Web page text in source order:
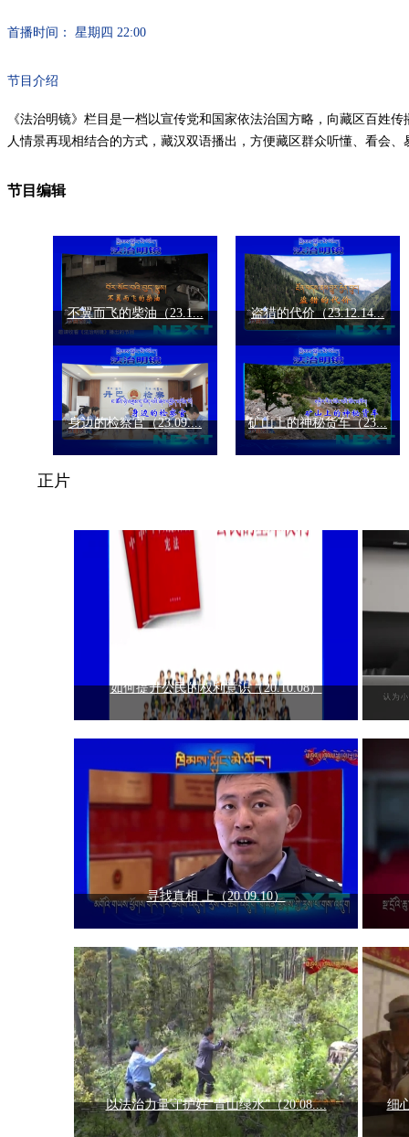
首播时间： 星期四 22:00
节目介绍
《法治明镜》栏目是一档以宣传党和国家依法治国方略，向藏区百姓
人情景再现相结合的方式，藏汉双语播出，方便藏区群众听懂、看会
节目编辑
不翼而飞的柴油（23.1... 盗猎的代价（23.12.14...
身边的检察官（23.09.... 矿山上的神秘货车（23...
正片
如何提升公民的权利意识（20.10.08）
寻找真相 上（20.09.10）
以法治力量守护好“青山绿水”（20.08.... 细